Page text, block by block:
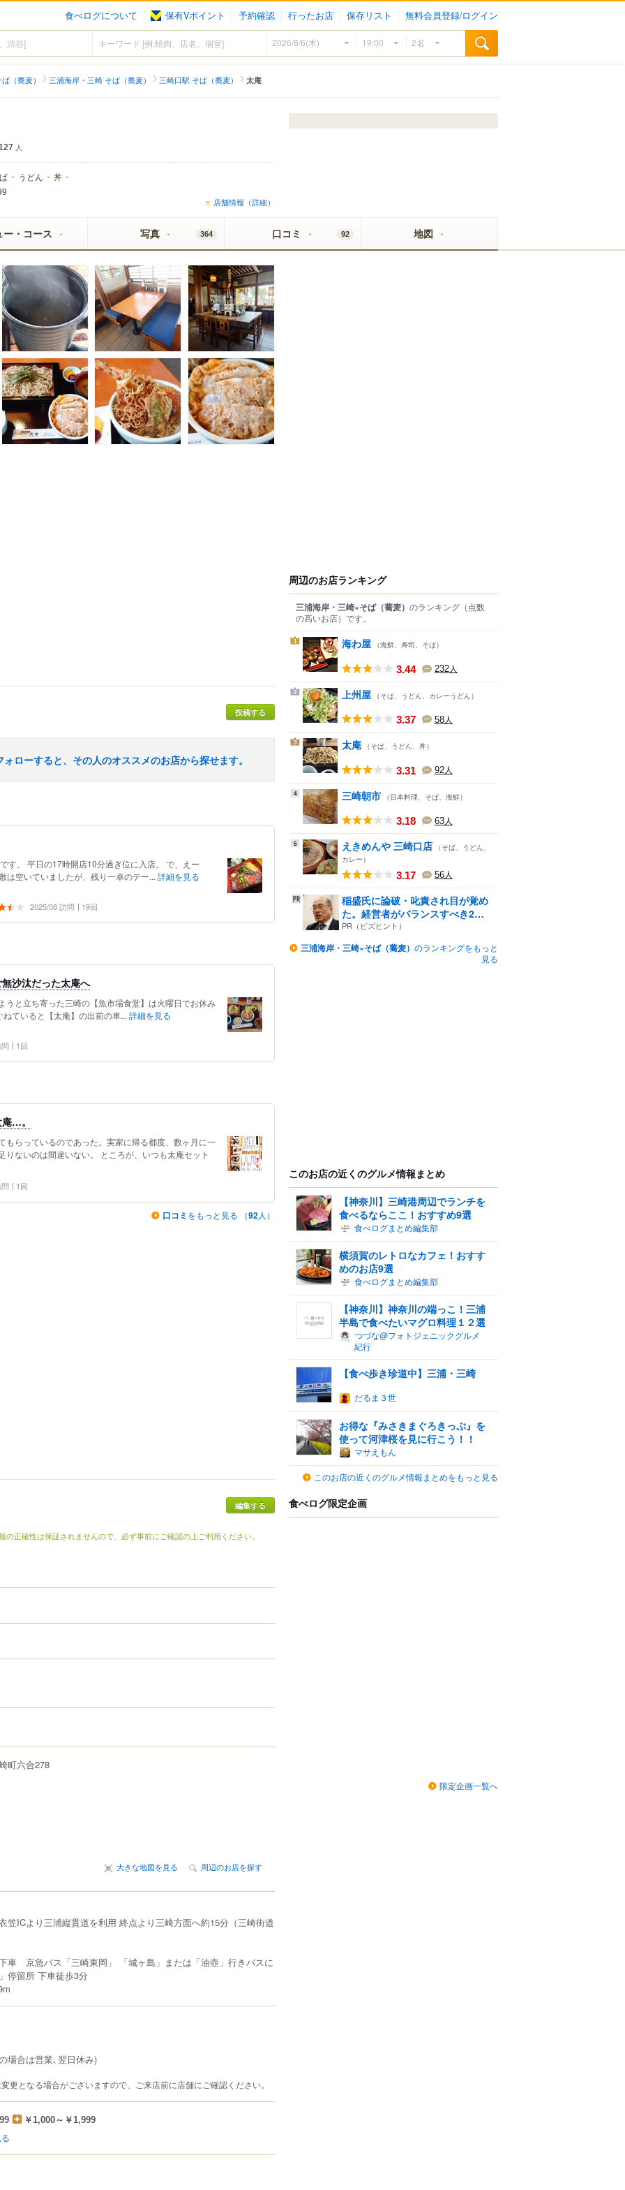
食べログについて 保有Vポイント 予約確認 行ったお店 保存リスト 無料会員登録/ログイン
（蕎麦） 三浦海岸・三崎 そば（蕎麦） 三崎口駅 そば（蕎麦） 太庵
人
うどん 丼
店舗情報（詳細）
ー・コース 写真 364 口コミ 92 地図
投稿する
ローすると、その人のオススメのお店から探せます。
す。 平日の17時開店10分過ぎ位に入店。 で、えー
は空いていましたが、残り一卓のテー... 詳細を見る
2025/08 訪問 19回
沙汰だった太庵へ
と立ち寄った三崎の【魚市場食堂】は火曜日でお休み
ていると【太庵】の出前の車... 詳細を見る
1回
…。
もらっているのであった。実家に帰る都度、数ヶ月に一
ないのは間違いない。 ところが、いつも太庵セット
1回
口コミ をもっと見る （92人）
正確性は保証されませんので、必ず事前にご確認の上ご利用ください。
町六合278
大きな地図を見る 周辺のお店を探す
ICより三浦縦貫道を利用 終点より三崎方面へ約15分（三崎街道
車 京急バス「三崎東岡」 「城ヶ島」または「油壺」行きバスに
停留所 下車徒歩3分
場合は営業､翌日休み)
更となる場合がございますので、ご来店前に店舗にご確認ください。
￥1,000～￥1,999
周辺のお店ランキング
三浦海岸・三崎×そば（蕎麦） のランキング （点数
の高いお店） です。
1 海わ屋 （海鮮、寿司、そば）
3.44 232人
2 上州屋 （そば、うどん、カレーうどん）
3.37 58人
3 太庵 （そば、うどん、丼）
3.31 92人
4 三崎朝市 （日本料理、そば、海鮮）
3.18 63人
5 えきめんや 三崎口店 （そば、うどん、
カレー）
3.17 56人
稲盛氏に論破・叱責され目が覚め
た。経営者がバランスすべき2
つ...
PR（ビズヒント）
三浦海岸・三崎×そば（蕎麦） のランキングをもっと
見る
このお店の近くのグルメ情報まとめ
【神奈川】三崎港周辺でランチを
食べるならここ！おすすめ9選
食べログまとめ編集部
横須賀のレトロなカフェ！おすす
めのお店9選
食べログまとめ編集部
【神奈川】神奈川の端っこ！三浦
半島で食べたいマグロ料理１２選
つづな@フォトジェニックグルメ
紀行
【食べ歩き珍道中】三浦・三崎
だるま３世
お得な『みさきまぐろきっぷ』を
使って河津桜を見に行こう！！
マサえもん
このお店の近くのグルメ情報まとめをもっと見る
食べログ限定企画
限定企画一覧へ